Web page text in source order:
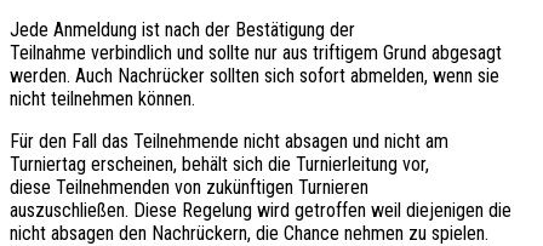
Jede Anmeldung ist nach der Bestätigung der
Teilnahme verbindlich und sollte nur aus triftigem Grund abgesagt
werden. Auch Nachrücker sollten sich sofort abmelden, wenn sie
nicht teilnehmen können.
Für den Fall das Teilnehmende nicht absagen und nicht am
Turniertag erscheinen, behält sich die Turnierleitung vor,
diese Teilnehmenden von zukünftigen Turnieren
auszuschließen. Diese Regelung wird getroffen weil diejenigen die
nicht absagen den Nachrückern, die Chance nehmen zu spielen.